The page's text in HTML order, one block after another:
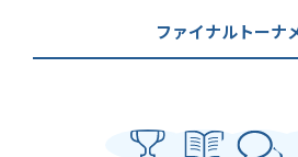
ファイナルトーナ